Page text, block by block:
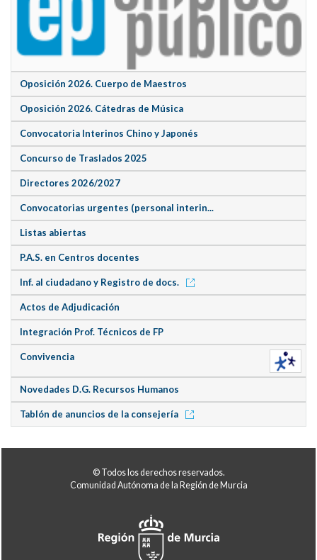
Oposición 2026. Cuerpo de Maestros
Oposición 2026. Cátedras de Música
Convocatoria Interinos Chino y Japonés
Concurso de Traslados 2025
Directores 2026/2027
Convocatorias urgentes (personal interin...
Listas abiertas
P.A.S. en Centros docentes
Inf. al ciudadano y Registro de docs.
Actos de Adjudicación
Integración Prof. Técnicos de FP
Convivencia
Novedades D.G. Recursos Humanos
Tablón de anuncios de la consejería
© Todos los derechos reservados.
Comunidad Autónoma de la Región de Murcia